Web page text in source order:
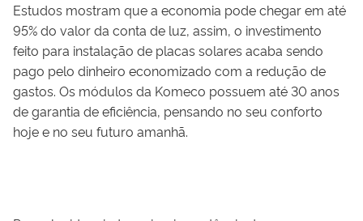
Estudos mostram que a economia pode chegar em até
95% do valor da conta de luz, assim, o investimento
feito para instalação de placas solares acaba sendo
pago pelo dinheiro economizado com a redução de
gastos. Os módulos da Komeco possuem até 30 anos
de garantia de eficiência, pensando no seu conforto
hoje e no seu futuro amanhã.